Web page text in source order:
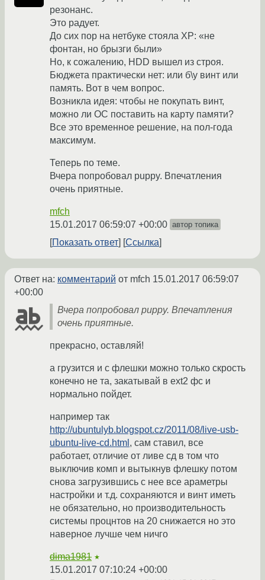
резонанс.
Это радует.
До сих пор на нетбуке стояла ХР: «не
фонтан, но брызги были»
Но, к сожалению, HDD вышел из строя.
Бюджета практически нет: или б\у винт или
память. Вот в чем вопрос.
Возникла идея: чтобы не покупать винт,
можно ли ОС поставить на карту памяти?
Все это временное решение, на пол-года
максимум.
Теперь по теме.
Вчера попробовал puppy. Впечатления
очень приятные.
mfch
15.01.2017 06:59:07 +00:00 автор топика
Показать ответ Ссылка
Ответ на: комментарий от mfch 15.01.2017 06:59:07
+00:00
Вчера попробовал puppy. Впечатления
очень приятные.
прекрасно, оставляй!
а грузится и с флешки можно только скрость
конечно не та, закатывай в ext2 фс и
нормально пойдет.
например так
http://ubuntulyb.blogspot.cz/2011/08/live-usb-
ubuntu-live-cd.html , сам ставил, все
работает, отличие от ливе сд в том что
выключив комп и вытыкнув флешку потом
снова загрузившись с нее все араметры
настройки и т.д. сохраняются и винт иметь
не обязательно, но производительность
системы процнтов на 20 снижается но это
наверное лучше чем ничго
dima1981 ★
15.01.2017 07:10:24 +00:00